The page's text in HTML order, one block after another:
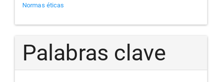
Normas éticas
Palabras clave